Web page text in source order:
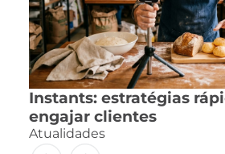
Instants: estratégias
engajar clientes
Atualidades